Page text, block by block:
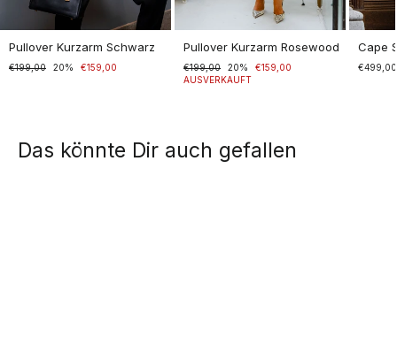
Pullover Kurzarm Schwarz
Normaler
€199,00
Sonderpreis20% €159,00
Pullover Kurzarm Rosewood
Normaler
Preis
€199,00
Sonderpreis20%
€159,00
AUSVERKAUFT
Cape
€499,00
Das könnte Dir auch gefallen